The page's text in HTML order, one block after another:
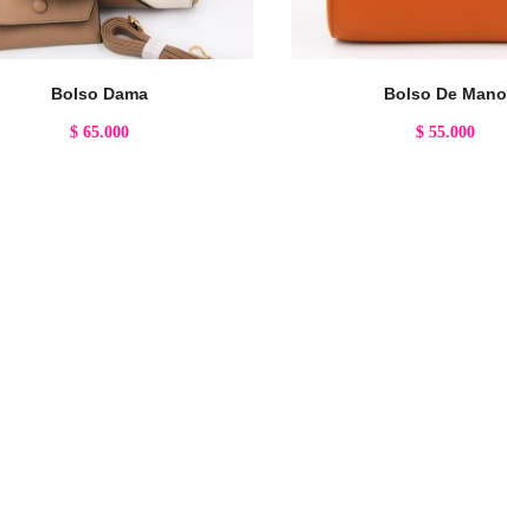
Bolso Dama
$65.000
Bolso De Mano
$ 55.000